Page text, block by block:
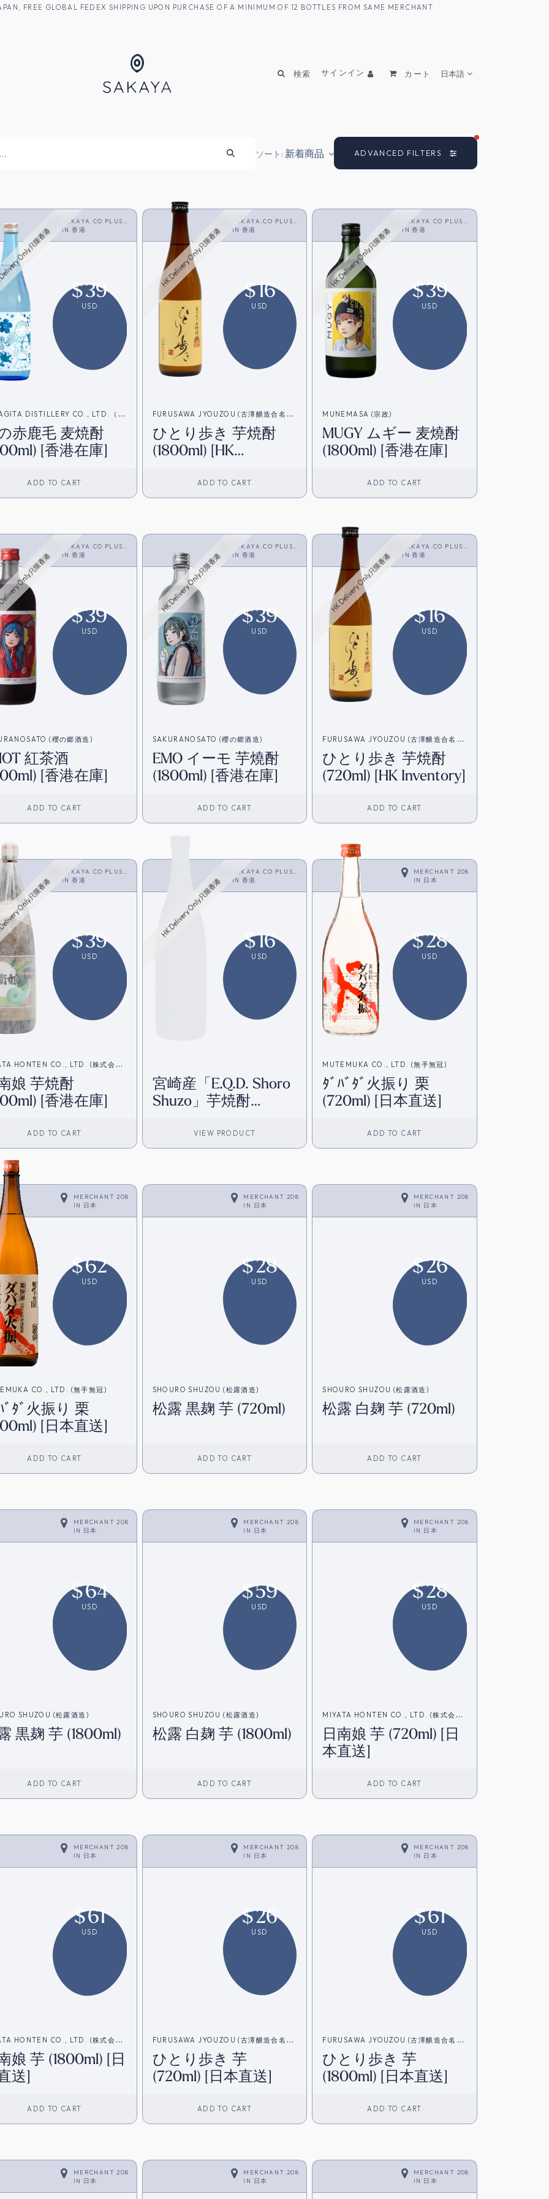
FREE GLOBAL FEDEX SHIPPING UPON PURCHASE OF A MINIMUM OF 12 BOTTLES FROM SAME MERCHANT
検索 サインイン カート 日本語
ソート: 新着商品 ADVANCED FILTERS
FILTERS ACTIVE
SAKAYA.CO PLUS
<SHOCHU>
IN香港
Only只限香港
$39
USD
DISTILLERY CO., LTD.（柳
合名会社）
赤鹿毛 麦焼酎
[香港在庫]
ADD TO CART
SAKAYA.CO PLUS
<SHOCHU>
IN 香港
HK Delivery Only只限香港
$16
USD
FURUSAWA JYOUZOU (古澤醸造合名会
社）
ひとり歩き 芋焼酎
(1800ml) [HK
ADD TO CART
SAKAYA.CO PLUS
<SHOCHU>
IN香港
HK Delivery Only只限香港
$39
USD
MUNEMASA (宗政)
MUGY ムギー 麦燒酎
(1800ml) [香港在庫]
ADD TO CART
SAKAYA.CO PLUS
<SHOCHU>
IN香港
Only只限香港
$39
USD
(櫻の郷酒造)
紅茶酒
[香港在庫]
ADD TO CART
SAKAYA.CO PLUS
<SHOCHU>
IN 香港
HK Delivery Only只限香港
$39
USD
SAKURANOSATO (櫻の郷酒造)
EMO イーモ 芋燒酎
(1800ml) [香港在庫]
ADD TO CART
SAKAYA.CO PLUS
<SHOCHU>
IN香港
HK Delivery Only只限香港
$16
USD
FURUSAWA JYOUZOU (古澤醸造合名会
社）
ひとり歩き 芋焼酎
(720ml) [HK Inventory]
ADD TO CART
SAKAYA.CO PLUS
<SHOCHU>
IN香港
Only只限香港
$39
USD
HONTEN CO., LTD. (株式会社
店)娘 芋焼酎
[香港在庫]
ADD TO CART
SAKAYA.CO PLUS
<SHOCHU>
IN 香港
HK Delivery Only只限香港
$16
USD
宮崎産「E.Q.D. Shoro
Shuzo」芋焼酎
VIEW PRODUCT
MERCHANT 208
IN 日本
$28
USD
MUTEMUKA CO., LTD. (無手無冠)
ﾀﾞﾊﾞﾀﾞ火振り 栗
(720ml) [日本直送]
ADD TO CART
MERCHANT 208
IN 日本
$62
USD
CO., LTD. (無手無冠)
ﾞﾀﾞ火振り 栗
[日本直送]
ADD TO CART
MERCHANT 208
IN 日本
$28
USD
SHOURO SHUZOU (松露酒造)
松露 黒麹 芋 (720ml)
ADD TO CART
MERCHANT 208
IN 日本
$26
USD
SHOURO SHUZOU (松露酒造)
松露 白麹 芋 (720ml)
ADD TO CART
MERCHANT 208
IN 日本
$64
USD
SHUZOU (松露酒造)
黒麹 芋 (1800ml)
ADD TO CART
MERCHANT 208
IN 日本
$59
USD
SHOURO SHUZOU (松露酒造)
松露 白麹 芋 (1800ml)
ADD TO CART
MERCHANT 208
IN 日本
$28
USD
MIYATA HONTEN CO., LTD. (株式会社
宮田本店)
日南娘 芋 (720ml) [日
本直送]
ADD TO CART
MERCHANT 208
IN 日本
$61
USD
HONTEN CO., LTD. (株式会社
店)娘 芋 (1800ml) [日
送]
ADD TO CART
MERCHANT 208
IN 日本
$26
USD
FURUSAWA JYOUZOU (古澤醸造合名会
社）
ひとり歩き 芋
(720ml) [日本直送]
ADD TO CART
MERCHANT 208
IN 日本
$61
USD
FURUSAWA JYOUZOU (古澤醸造合名会
社）
ひとり歩き 芋
(1800ml) [日本直送]
ADD TO CART
MERCHANT 208
IN 日本
MERCHANT 208
IN 日本
MERCHANT 208
IN 日本